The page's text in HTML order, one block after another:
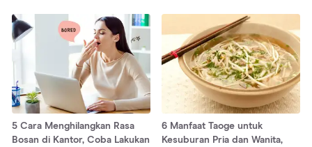
5 Cara Menghilangkan Rasa
Bosan di Kantor, Coba Lakukan
6 Manfaat Taoge untuk
Kesuburan Pria dan Wanita,